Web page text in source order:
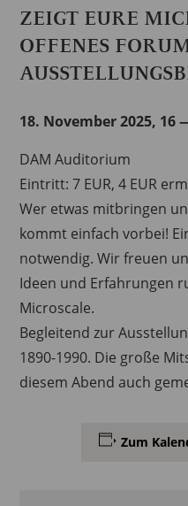
ZEIGT EURE
OFFENES
18. November 2025, 16
DAM Auditorium
Eintritt: 7 EUR, 4 EUR
Wer etwas mitbringen
kommt einfach vorbei!
notwendig. Wir freuen
Ideen und Erfahrungen
Microscale.
Begleitend zur
1890-1990. Die große
diesem Abend auch
Zum